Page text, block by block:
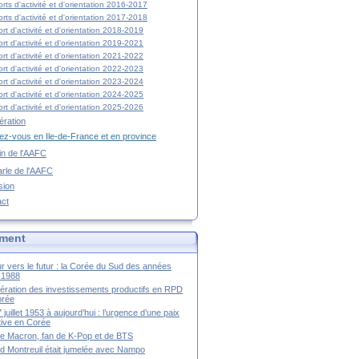
d'activité et d'orientation 2016-2017
d'activité et d'orientation 2017-2018
d'activité et d'orientation 2018-2019
d'activité et d'orientation 2019-2021
d'activité et d'orientation 2021-2022
d'activité et d'orientation 2022-2023
d'activité et d'orientation 2023-2024
d'activité et d'orientation 2024-2025
d'activité et d'orientation 2025-2026
vous en Ile-de-France et en province
de l'AAFC
de l'AAFC
vers le futur : la Corée du Sud des années
des investissements productifs en RPD
juillet 1953 à aujourd’hui : l’urgence d’une paix
en Corée
Macron, fan de K-Pop et de BTS
Montreuil était jumelée avec Nampo